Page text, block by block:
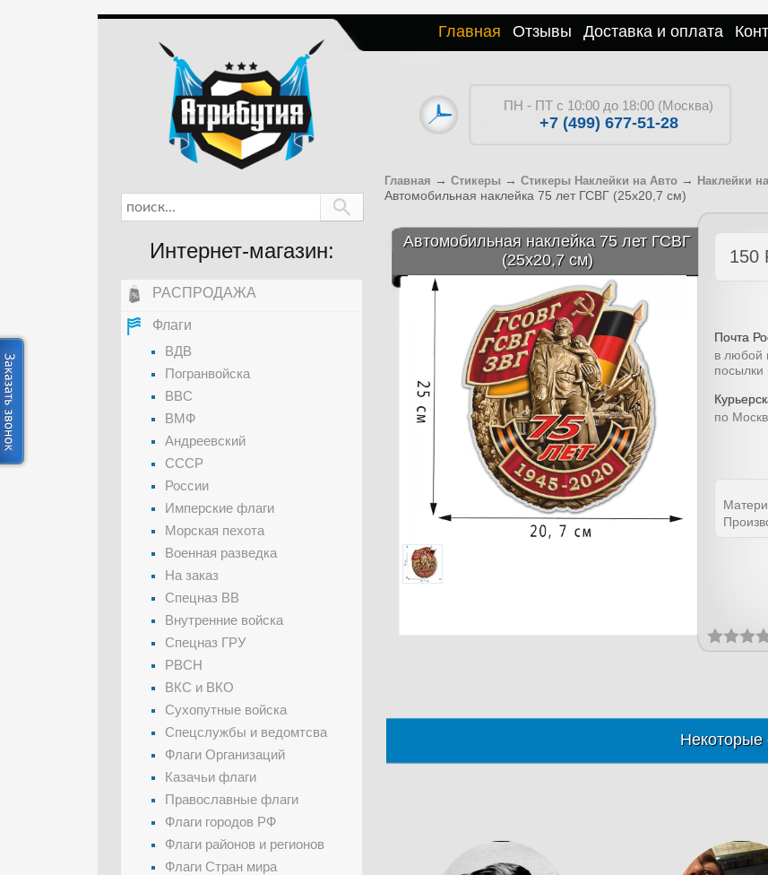
Главная Отзывы Доставка и оплата
ПН - ПТ с 10:00 до 18:00 (Москва)
+7 (499) 677-51-28
Главная → Стикеры → Стикеры Наклейки на Авто → Наклейки
Автомобильная наклейка 75 лет ГСВГ (25x20,7 см)
Автомобильная наклейка 75 лет ГСВГ
(25x20,7 см)
150
Почта
в любой
посылки
по
Некоторые
Интернет-магазин:
РАСПРОДАЖА
Флаги
ВДВ
Погранвойска
ВВС
ВМФ
Андреевский
СССР
России
Имперские флаги
Морская пехота
Военная разведка
На заказ
Спецназ ВВ
Внутренние войска
Спецназ ГРУ
РВСН
ВКС и ВКО
Сухопутные войска
Спецслужбы и ведомтсва
Флаги Организаций
Казачьи флаги
Православные флаги
Флаги городов РФ
Флаги районов и регионов
Флаги Стран мира